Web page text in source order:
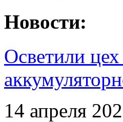
Новости:
Осветили
14 апреля